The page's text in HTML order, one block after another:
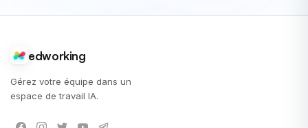
edworking
Gérez votre équipe dans un
espace de travail IA.